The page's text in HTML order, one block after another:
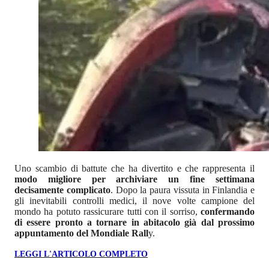
Uno scambio di battute che ha divertito e che rappresenta il
modo migliore per archiviare un fine settimana
decisamente complicato. Dopo la paura vissuta in Finlandia e
gli inevitabili controlli medici, il nove volte campione del
mondo ha potuto rassicurare tutti con il sorriso, confermando
di essere pronto a tornare in abitacolo già dal prossimo
appuntamento del Mondiale Rally.
LEGGI L'ARTICOLO COMPLETO